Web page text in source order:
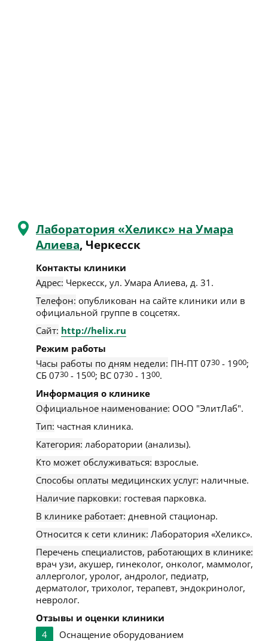
Лаборатория «Хеликс» на Умара
Алиева, Черкесск
Контакты клиники
Адрес: Черкесск, ул. Умара Алиева, д. 31 .
Телефон: опубликован на сайте клиники или в
официальной группе в соцсетях.
Сайт: http://helix.ru
Режим работы
Часы работы по дням недели: ПН-ПТ 0730 - 1900;
СБ 0730 - 1500; ВС 0730 - 1300.
Информация о клинике
Официальное наименование: ООО "ЭлитЛаб".
Тип: частная клиника.
Категория: лаборатории (анализы).
Кто может обслуживаться: взрослые.
Способы оплаты медицинских услуг: наличные.
Наличие парковки: гостевая парковка.
В клинике работает: дневной стационар.
Относится к сети клиник: Лаборатория «Хеликс».
Перечень специалистов, работающих в клинике:
врач узи, акушер, гинеколог, онколог, маммолог,
аллерголог, уролог, андролог, педиатр,
дерматолог, трихолог, терапевт, эндокринолог,
невролог.
Отзывы и оценки клиники
4
Оснащение оборудованием